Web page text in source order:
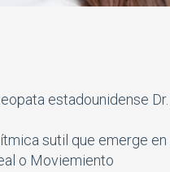
estadounidense Dr.
sutil que emerge en
o Moviemiento